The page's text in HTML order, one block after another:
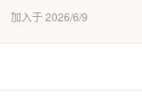
加入于 2026/6/9